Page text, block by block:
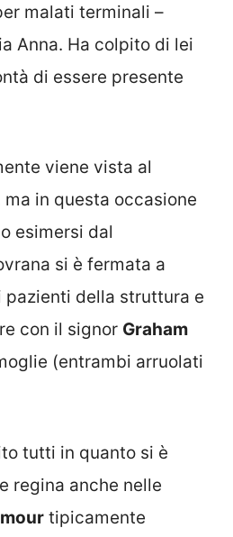
malati terminali –
Anna. Ha colpito di lei
di essere presente
viene vista al
in questa occasione
esimersi dal
si è fermata a
pazienti della struttura e
con il signor Graham
(entrambi arruolati
tutti in quanto si è
regina anche nelle
tipicamente